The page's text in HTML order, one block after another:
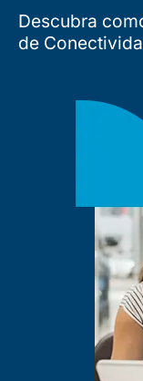
Descubra
de